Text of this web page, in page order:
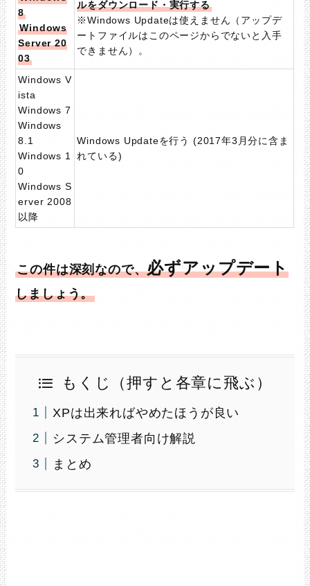
8
Windows
Server 20
03
ルをダウンロード・実行する
※Windows Updateは使えません（アップデ
ートファイルはこのページからでないと入手
できません）。
Windows V
ista
Windows 7
Windows
8.1
Windows 1
0
Windows S
erver 2008
以降
Windows Updateを行う (2017年3月分に含ま
れている)
この件は深刻なので、必ずアップデート
しましょう。
もくじ（押すと各章に飛ぶ）
XPは出来ればやめたほうが良い
システム管理者向け解説
まとめ